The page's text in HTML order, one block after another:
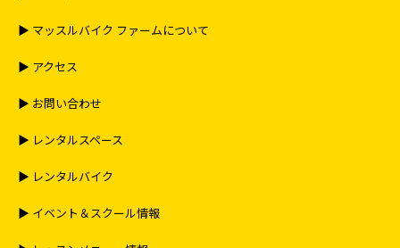
▶︎ マッスルバイク ファームについて
▶︎ アクセス
▶︎ お問い合わせ
▶︎ レンタルスペース
▶︎ レンタルバイク
▶︎ イベント＆スクール情報